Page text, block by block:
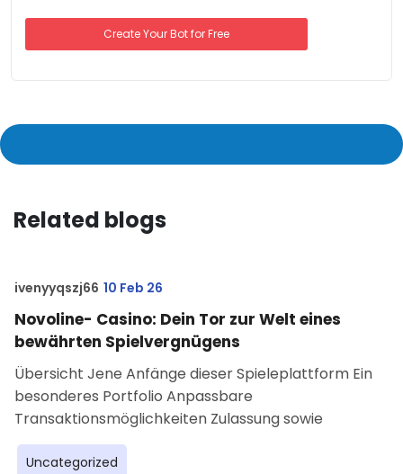
Create Your Bot for Free
Related blogs
ivenyyqszj66 10 Feb 26
Novoline- Casino: Dein Tor zur Welt eines
bewährten Spielvergnügens
Übersicht Jene Anfänge dieser Spieleplattform Ein
besonderes Portfolio Anpassbare
Transaktionsmöglichkeiten Zulassung sowie
Uncategorized